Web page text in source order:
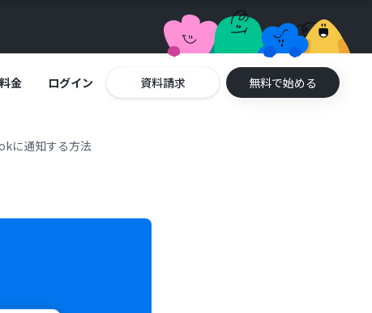
料金 ログイン 資料請求 無料で始める
に通知する方法